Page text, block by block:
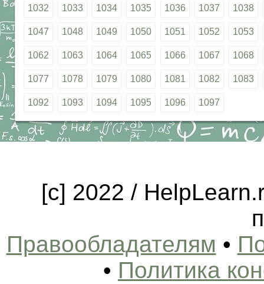
1032 1033 1034 1035 1036 1037 1038
1047 1048 1049 1050 1051 1052 1053
1062 1063 1064 1065 1066 1067 1068
1077 1078 1079 1080 1081 1082 1083
1092 1093 1094 1095 1096 1097
[c] 2022 /
Правообладателям •
• Политика